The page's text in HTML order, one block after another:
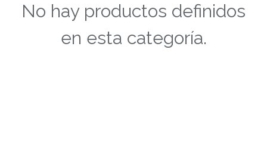
No hay productos definidos
en esta categoría.